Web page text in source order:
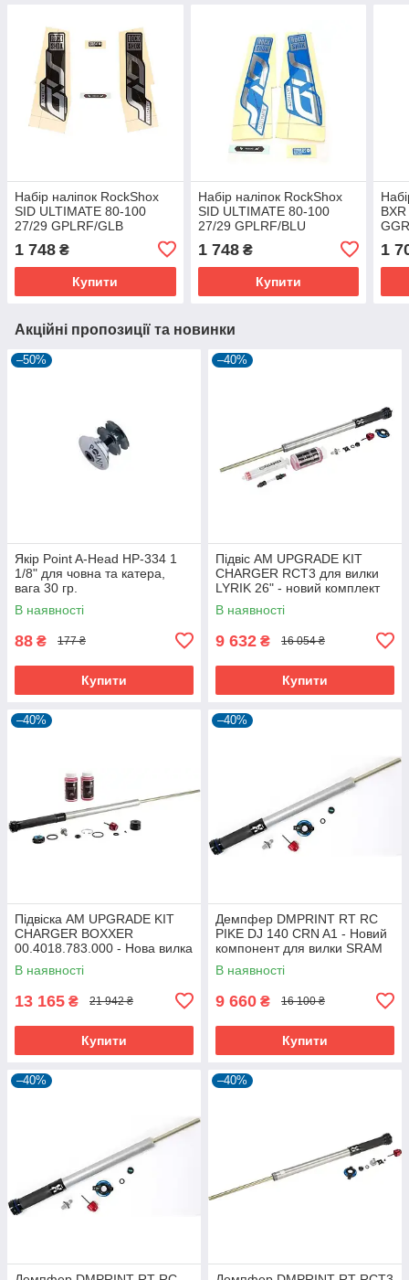
Набір наліпок RockShox
SID ULTIMATE 80-100
27/29 GPLRF/GLB
1 748 ₴
Купити
Набір наліпок RockShox
SID ULTIMATE 80-100
27/29 GPLRF/BLU
1 748₴
Купити
1
Акційні пропозиції та новинки
–50%
Якір Point A-Head HP-334 1
1/8" для човна та катера,
вага 30 гр.
В наявності
88 ₴ 177 ₴
Купити
–40%
Підвіс AM UPGRADE KIT
CHARGER RCT3 для вилки
LYRIK 26" - новий комплект
для апгрейду
В наявності
9 632 ₴ 16 054 ₴
Купити
–40%
Підвіска AM UPGRADE KIT
CHARGER BOXXER
00.4018.783.000 - Нова вилка
для веломеханіків
В наявності
13 165 ₴ 21 942 ₴
Купити
–40%
Демпфер DMPRINT RT RC
PIKE DJ 140 CRN A1 - Новий
компонент для вилки SRAM
В наявності
9 660 ₴ 16 100 ₴
Купити
–40% –40%